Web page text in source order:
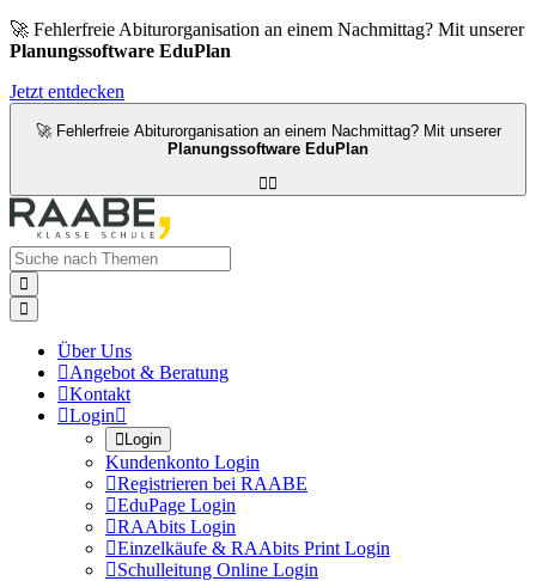
🚀 Fehlerfreie Abiturorganisation an einem Nachmittag? Mit unserer
Planungssoftware EduPlan
Jetzt entdecken
🚀 Fehlerfreie Abiturorganisation an einem Nachmittag? Mit unserer
Planungssoftware EduPlan



Über Uns
Angebot & Beratung
Kontakt
Login
Login
Kundenkonto Login
Registrieren bei RAABE
EduPage Login
RAAbits Login
Einzelkäufe & RAAbits Print Login
Schulleitung Online Login